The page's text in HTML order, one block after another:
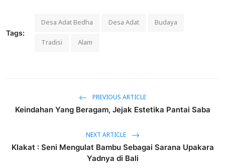
Tags:
Desa Adat Bedha Desa Adat
Budaya
Tradisi
Alam
PREVIOUS ARTICLE
Keindahan Yang Beragam, Jejak Estetika Pantai Saba
NEXT ARTICLE
Klakat : Seni Mengulat Bambu Sebagai Sarana Upakara
Yadnya di Bali